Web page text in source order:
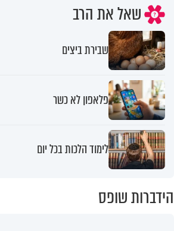
שאל את הרב
שבירת ביצים
פלאפון לא כשר
לימוד הלכות בכל יום
הידברות שופס